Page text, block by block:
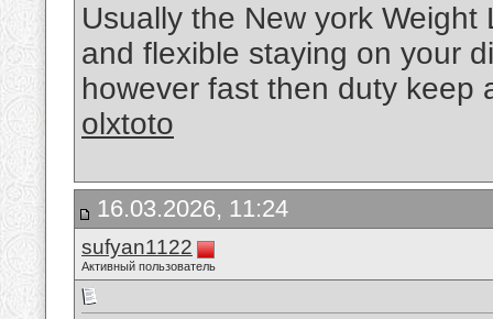
Usually the New york
and flexible staying on your
however fast then duty keep
olxtoto
16.03.2026, 11:24
sufyan1122
Активный пользователь